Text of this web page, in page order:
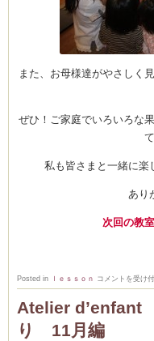
また、お母様達がやさしく
ぜひ！ご家庭でいろいろな
私も皆さまと一緒に楽
あり
次回の教
Posted in ｌｅｓｓｏｎ
う
ま
で
た
ね！
コメントを受け
Atelier d’enfant
り 11月編